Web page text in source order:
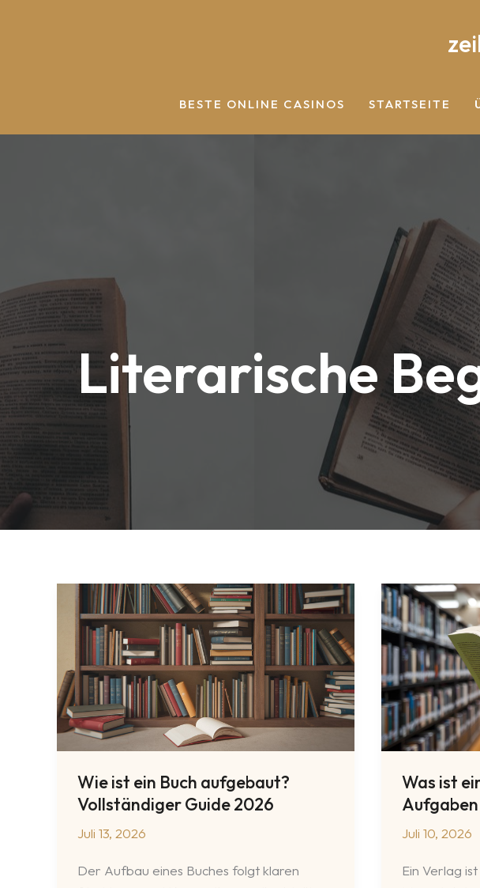
BESTE ONLINE CASINOS STARTSEITE
Literarische
Wie ist ein Buch aufgebaut?
Vollständiger Guide 2026
Juli 13, 2026
Der Aufbau eines Buches folgt klaren
Was ist
Juli 10, 2026
Ein Verlag